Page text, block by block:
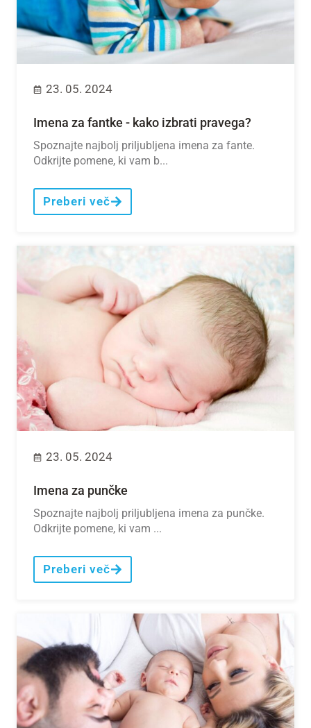
23. 05. 2024
Imena za fantke - kako izbrati pravega?
Spoznajte najbolj priljubljena imena za fante.
Odkrijte pomene, ki vam b...
Preberi več
23. 05. 2024
Imena za punčke
Spoznajte najbolj priljubljena imena za punčke.
Odkrijte pomene, ki vam ...
Preberi več